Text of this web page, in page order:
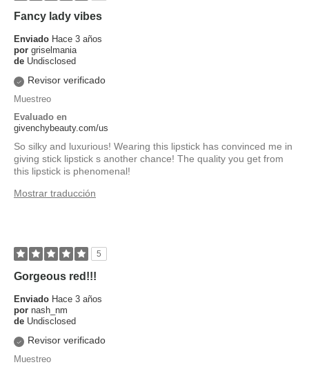
Fancy lady vibes
Enviado Hace 3 años
por griselmania
de Undisclosed
Revisor verificado
Muestreo
Evaluado en
givenchybeauty.com/us
So silky and luxurious! Wearing this lipstick has convinced me in
giving stick lipstick s another chance! The quality you get from
this lipstick is phenomenal!
Mostrar traducción
5
Gorgeous red!!!
Enviado Hace 3 años
por nash_nm
de Undisclosed
Revisor verificado
Muestreo